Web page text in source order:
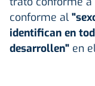
conforme al
identifican en
desarrollen" en